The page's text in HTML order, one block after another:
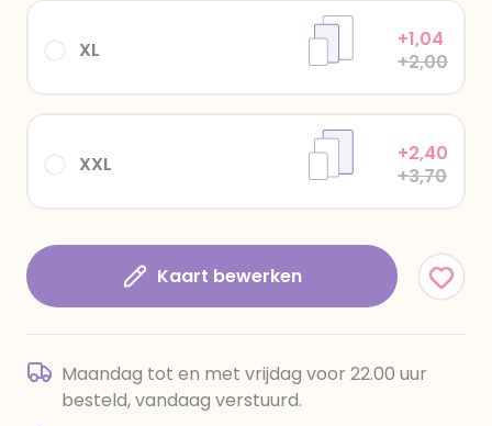
XXL
+2,40
+3,70
XL
+1,04
+2,00
Kaart bewerken
Maandag tot en met vrijdag voor 22.00 uur
besteld, vandaag verstuurd.